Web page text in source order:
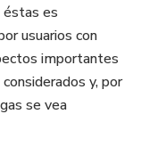
éstas es
usuarios con
importantes
y, por
se vea